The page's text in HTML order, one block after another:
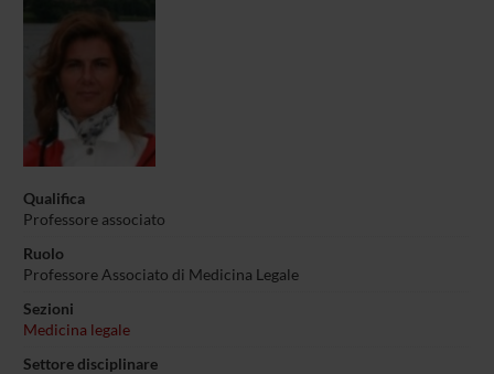
Qualifica
Professore associato
Ruolo
Professore Associato di Medicina Legale
Sezioni
Medicina legale
Settore disciplinare